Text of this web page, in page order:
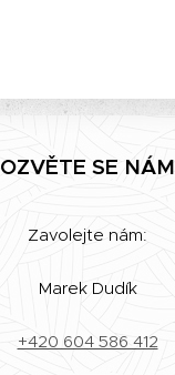
OZVĚTE SE NÁM
Zavolejte nám:
Marek Dudík
+420 604 586 412